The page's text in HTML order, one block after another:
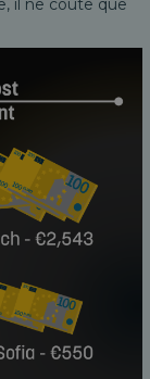
il ne coûte que